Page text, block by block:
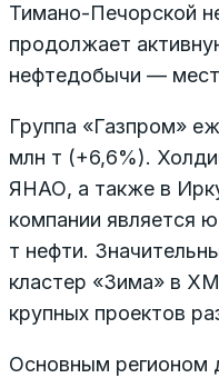
Тимано-Печорской
продолжает
нефтедобычи —
Группа «Газпром»
млн т (+6,6%).
ЯНАО, а также в
компании является
т нефти.
кластер «Зима» в
крупных проектов
Основным регионом